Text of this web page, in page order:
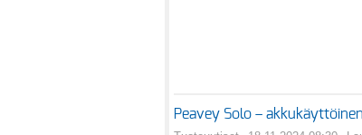
Peavey Solo –